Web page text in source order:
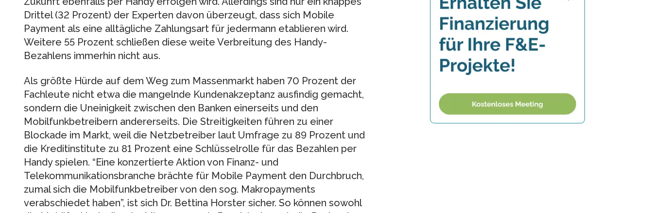
Drittel (32 Prozent) der Experten davon überzeugt, dass sich Mobile
Payment als eine alltägliche Zahlungsart für jedermann etablieren wird.
Weitere 55 Prozent schließen diese weite Verbreitung des Handy-
Bezahlens immerhin nicht aus.
Als größte Hürde auf dem Weg zum Massenmarkt haben 70 Prozent der
Fachleute nicht etwa die mangelnde Kundenakzeptanz ausfindig gemacht,
sondern die Uneinigkeit zwischen den Banken einerseits und den
Mobilfunkbetreibern andererseits. Die Streitigkeiten führen zu einer
Blockade im Markt, weil die Netzbetreiber laut Umfrage zu 89 Prozent und
die Kreditinstitute zu 81 Prozent eine Schlüsselrolle für das Bezahlen per
Handy spielen. “Eine konzertierte Aktion von Finanz- und
Telekommunikationsbranche brächte für Mobile Payment den Durchbruch,
zumal sich die Mobilfunkbetreiber von den sog. Makropayments
verabschiedet haben”, ist sich Dr. Bettina Horster sicher. So können sowohl